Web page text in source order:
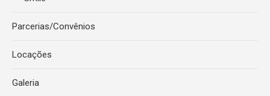
Parcerias/Convênios
Locações
Galeria